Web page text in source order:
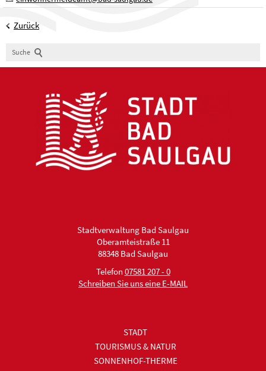
Zurück
Suche
Stadtverwaltung Bad Saulgau
Oberamteistraße 11
88348 Bad Saulgau
Telefon 07581 207 - 0
Schreiben Sie uns eine E-MAIL
STADT
TOURISMUS & NATUR
SONNENHOF-THERME